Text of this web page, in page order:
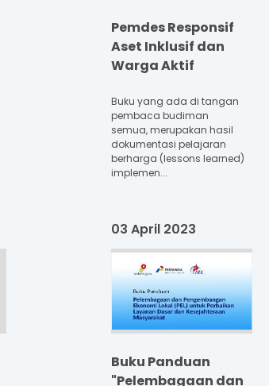
Pemdes Responsif
Aset Inklusif dan
Warga Aktif
Buku yang ada di tangan
pembaca budiman
semua, merupakan hasil
dokumentasi pelajaran
berharga (lessons learned)
implemen...
03 April 2023
Buku Panduan
"Pelembagaan dan